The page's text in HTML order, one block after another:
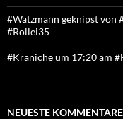
#Watzmann geknipst von
#Rollei35
#Kraniche um 17:20 am
NEUESTE KOMMENTARE